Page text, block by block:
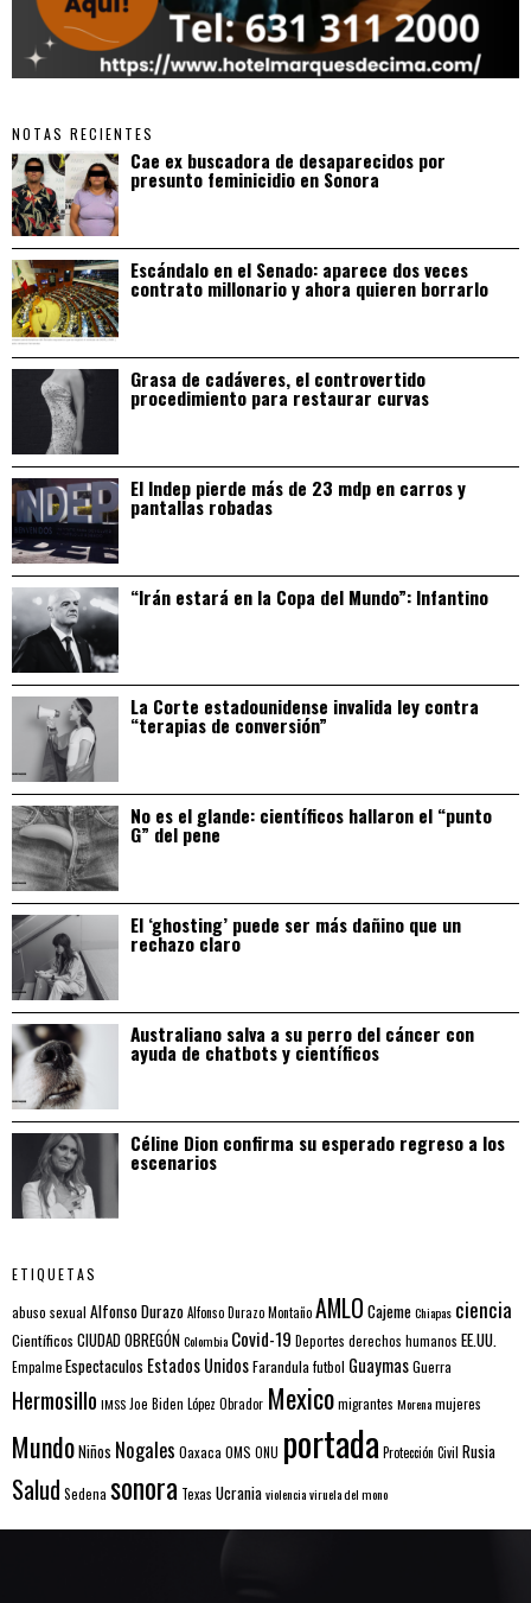
NOTAS RECIENTES
Cae ex buscadora de desaparecidos por
presunto feminicidio en Sonora
Escándalo en el Senado: aparece dos veces
contrato millonario y ahora quieren borrarlo
Grasa de cadáveres, el controvertido
procedimiento para restaurar curvas
El Indep pierde más de 23 mdp en carros y
pantallas robadas
“Irán estará en la Copa del Mundo”: Infantino
La Corte estadounidense invalida ley contra
“terapias de conversión”
No es el glande: científicos hallaron el “punto
G” del pene
El ‘ghosting’ puede ser más dañino que un
rechazo claro
Australiano salva a su perro del cáncer con
ayuda de chatbots y científicos
Céline Dion confirma su esperado regreso a los
escenarios
ETIQUETAS
abuso sexual Alfonso DurazoAlfonso Durazo MontañoAMLO CajemeChiapas ciencia
Científicos CIUDAD OBREGÓNColombia Covid-19 Deportes derechos humanos EE.UU.
EmpalmeEspectaculos Estados UnidosFarandula futbol GuaymasGuerra
Hermosillo IMSS Joe Biden López Obrador Mexicomigrantes Morenamujeres
MundoNiños Nogales Oaxaca OMS ONU portada Protección Civil Rusia
Salud Sedena sonora Texas Ucraniaviolenciaviruela del mono